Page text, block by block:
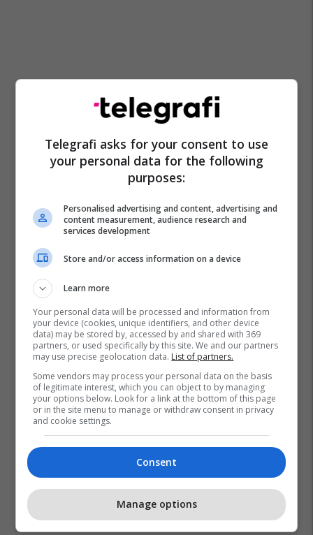
Florije Zatriqi Dhunim Prokuroria Themelore E Pejës
Telegrafi asks for your consent to use
your personal data for the following
purposes:
Personalised advertising and content, advertising and
content measurement, audience research and
services development
Store and/or access information on a device
Learn more
Your personal data will be processed and information from
your device (cookies, unique identifiers, and other device
data) may be stored by, accessed by and shared with 369
partners, or used specifically by this site. We and our partners
may use precise geolocation data. List of partners.
Some vendors may process your personal data on the basis
of legitimate interest, which you can object to by managing
your options below. Look for a link at the bottom of this page
or in the site menu to manage or withdraw consent in privacy
and cookie settings.
Consent
Manage options